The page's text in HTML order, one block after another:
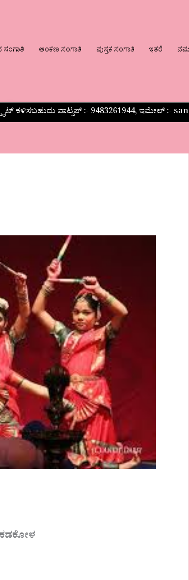
ಸಂಗಾತಿ ಅಂಕಣ ಸಂಗಾತಿ ಪುಸ್ತಕ ಸಂಗಾತಿ ಇತರೆ
ಕಳಿಸಬಹುದು ವಾಟ್ಸಪ್‌ :- 9483261944, ಇಮೇಲ್ :-
ಕಡಕೋಳ